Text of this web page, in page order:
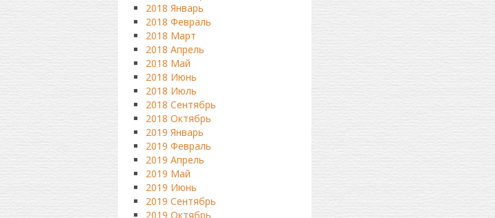
2018 Январь
2018 Февраль
2018 Март
2018 Апрель
2018 Май
2018 Июнь
2018 Июль
2018 Сентябрь
2018 Октябрь
2019 Январь
2019 Февраль
2019 Апрель
2019 Май
2019 Июнь
2019 Сентябрь
2019 Октябрь